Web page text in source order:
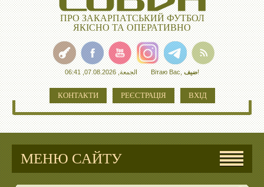
ПРО ЗАКАРПАТСЬКИЙ ФУТБОЛ
ЯКІСНО ТА ОПЕРАТИВНО
الجمعة, 07.08.2026, 06:41 Вітаю Вас,ضيف!
КОНТАКТИ РЕЄСТРАЦІЯ ВХІД
МЕНЮ САЙТУ